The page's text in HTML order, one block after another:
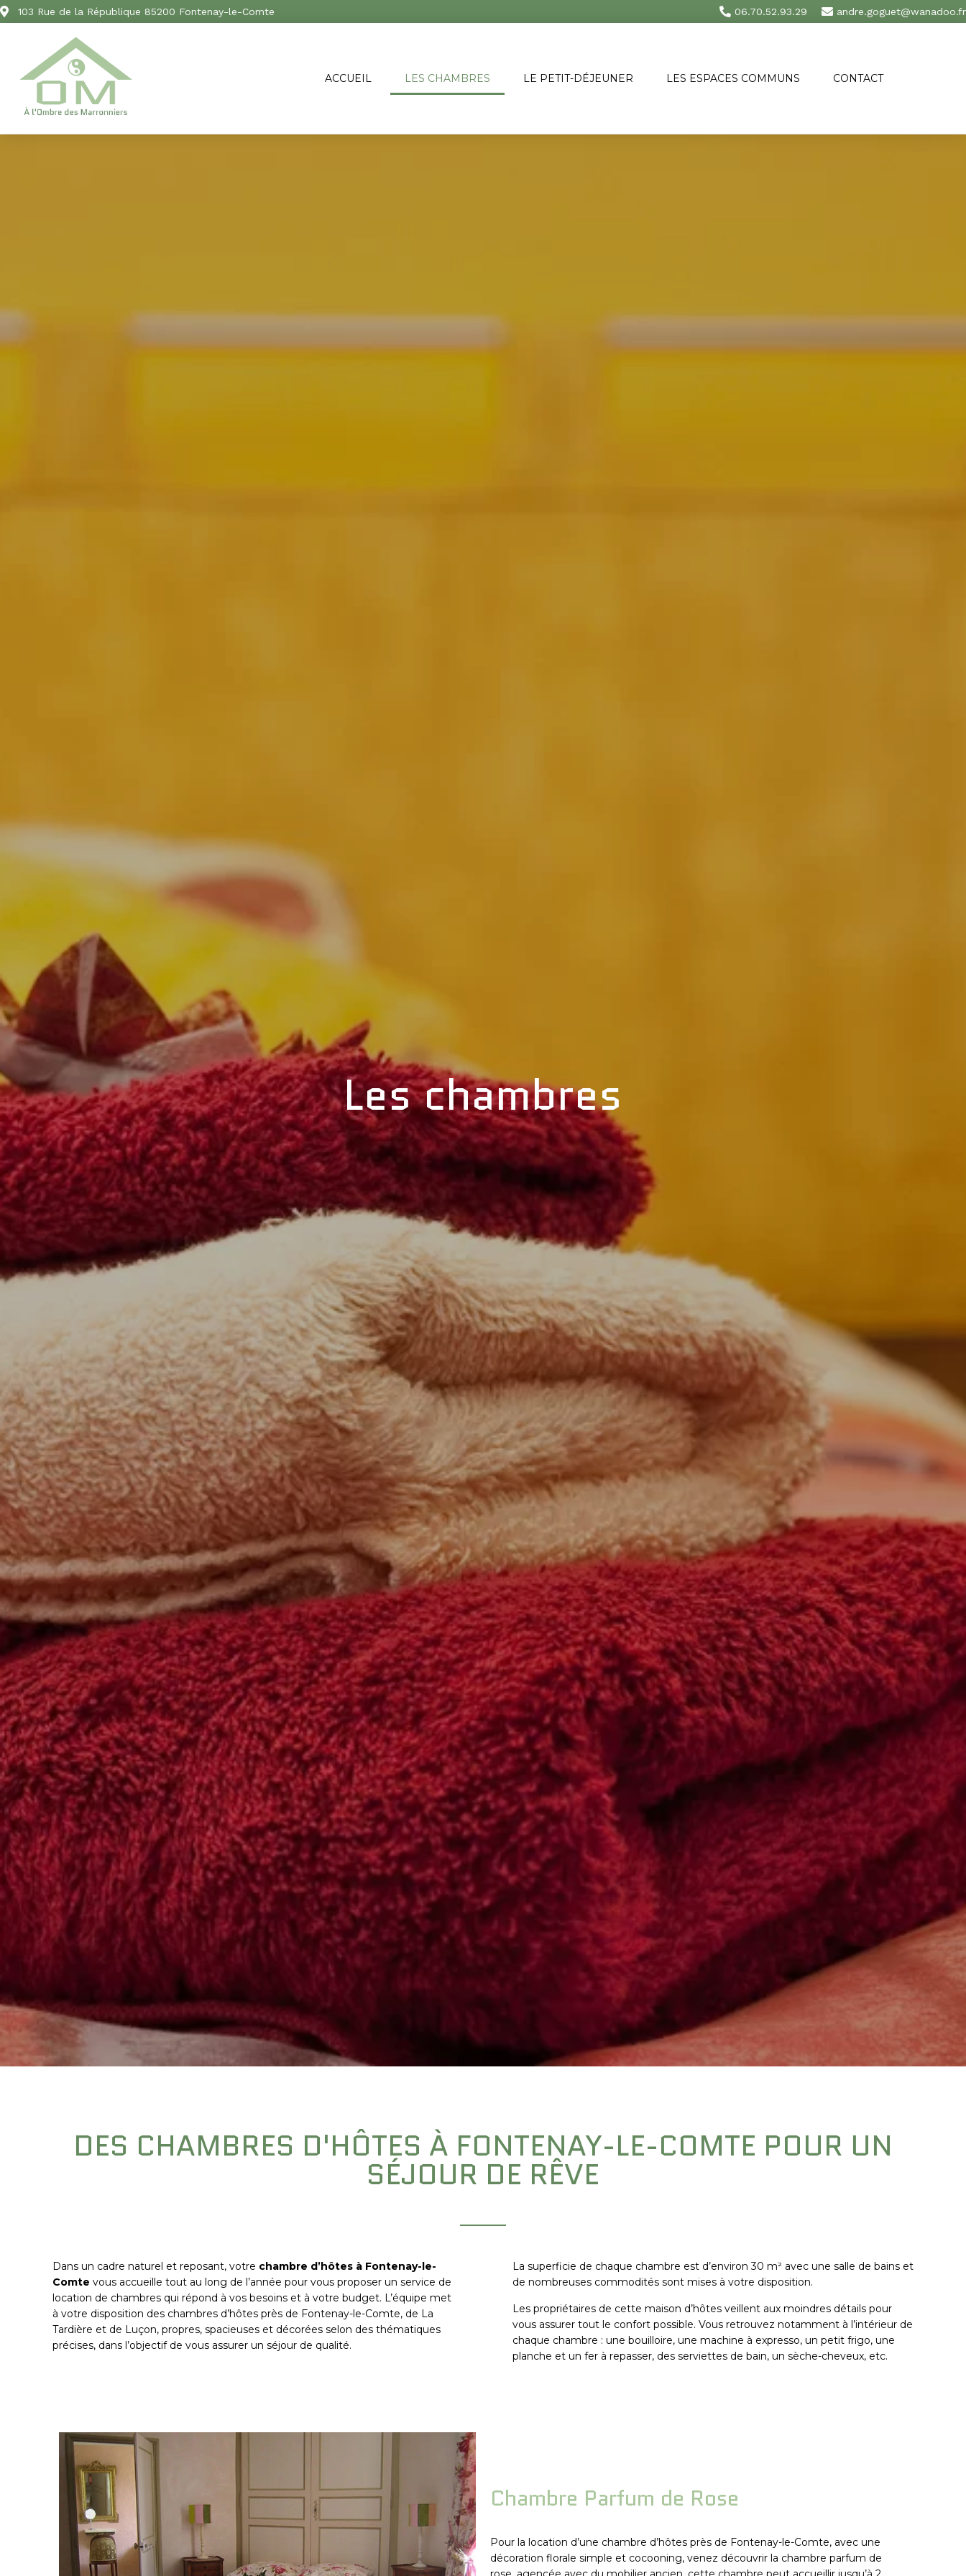
103 Rue de la République 85200 Fontenay-le-Comte 06.70.52.93.29 andre.goguet@wanadoo.fr
ACCUEIL LES CHAMBRES LE PETIT-DÉJEUNER LES ESPACES COMMUNS CONTACT
Les chambres
DES CHAMBRES D'HÔTES À FONTENAY-LE-COMTE POUR UN
SÉJOUR DE RÊVE
Dans un cadre naturel et reposant, votre chambre d’hôtes à Fontenay-le-
Comte vous accueille tout au long de l’année pour vous proposer un service de
location de chambres qui répond à vos besoins et à votre budget. L’équipe met
à votre disposition des chambres d’hôtes près de Fontenay-le-Comte, de La
Tardière et de Luçon, propres, spacieuses et décorées selon des thématiques
précises, dans l’objectif de vous assurer un séjour de qualité.
La superficie de chaque chambre est d’environ 30 m² avec une salle de bains et
de nombreuses commodités sont mises à votre disposition.
Les propriétaires de cette maison d’hôtes veillent aux moindres détails pour
vous assurer tout le confort possible. Vous retrouvez notamment à l’intérieur de
chaque chambre : une bouilloire, une machine à expresso, un petit frigo, une
planche et un fer à repasser, des serviettes de bain, un sèche-cheveux, etc.
Chambre Parfum de Rose
Pour la location d’une chambre d’hôtes près de Fontenay-le-Comte, avec une
décoration florale simple et cocooning, venez découvrir la chambre parfum de